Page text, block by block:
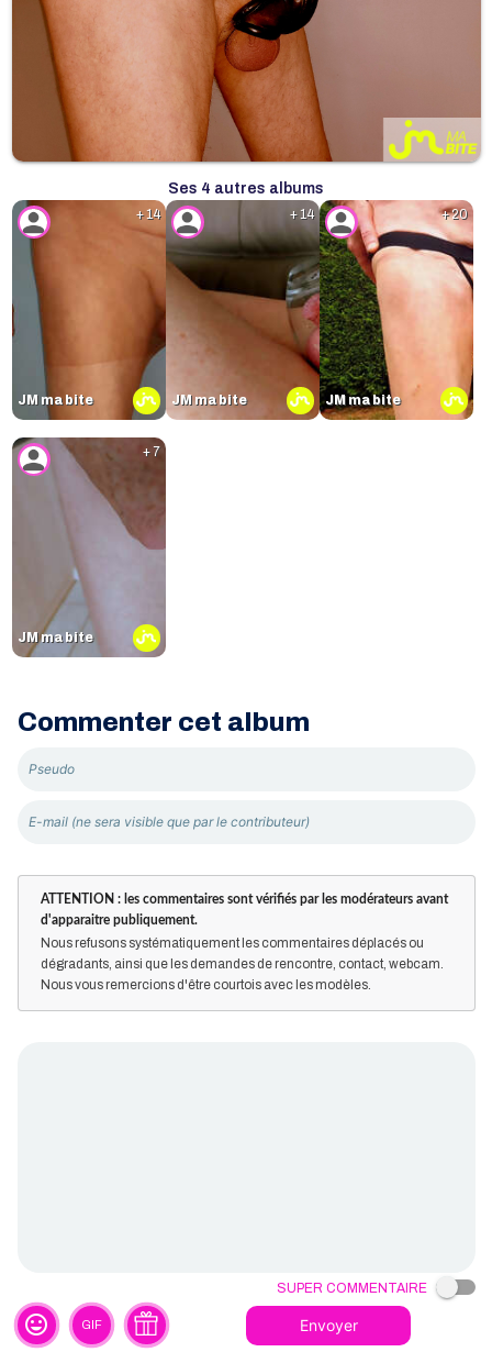
Ses 4 autres albums
+ 14
JM ma bite
+ 14
JM ma bite
+ 20
JM ma bite
+ 7
JM ma bite
Commenter cet album
ATTENTION : les commentaires sont vérifiés par les modérateurs avant
d'apparaitre publiquement.
Nous refusons systématiquement les commentaires déplacés ou
dégradants, ainsi que les demandes de rencontre, contact, webcam.
Nous vous remercions d'être courtois avec les modèles.
tag_faces GIF
Super commentaire
Envoyer